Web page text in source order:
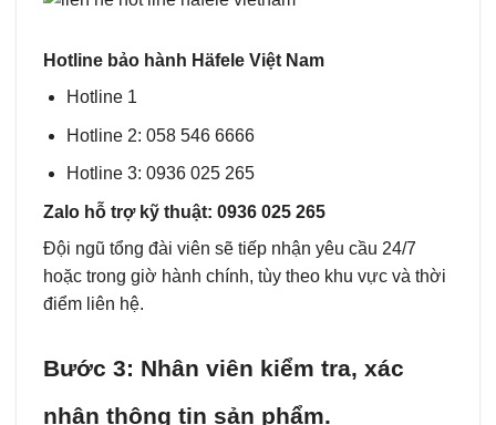
Hotline bảo hành Häfele Việt Nam
Hotline 1
Hotline 2: 058 546 6666
Hotline 3: 0936 025 265
Zalo hỗ trợ kỹ thuật: 0936 025 265
Đội ngũ tổng đài viên sẽ tiếp nhận yêu cầu 24/7
hoặc trong giờ hành chính, tùy theo khu vực và thời
điểm liên hệ.
Bước 3: Nhân viên kiểm tra, xác
nhận thông tin sản phẩm.